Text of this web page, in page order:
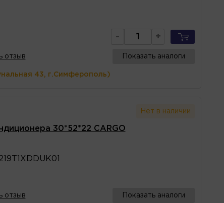
- +
отзыв Показать аналоги
43, г.Симферополь)
Нет в наличии
30*52*22 CARGO
отзыв Показать аналоги